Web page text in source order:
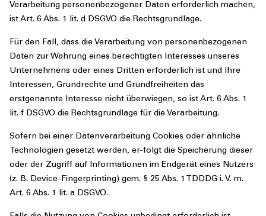
Verarbeitung personenbezogener Daten erforderlich machen,
ist Art. 6 Abs. 1 lit. d DSGVO die Rechtsgrundlage.
Für den Fall, dass die Verarbeitung von personenbezogenen
Daten zur Wahrung eines berechtigten Interesses unseres
Unternehmens oder eines Dritten erforderlich ist und Ihre
Interessen, Grundrechte und Grundfreiheiten das
erstgenannte Interesse nicht überwiegen, so ist Art. 6 Abs. 1
lit. f DSGVO die Rechtsgrundlage für die Verarbeitung.
Sofern bei einer Datenverarbeitung Cookies oder ähnliche
Technologien gesetzt werden, er-folgt die Speicherung dieser
oder der Zugriff auf Informationen im Endgerät eines Nutzers
(z. B. Device-Fingerprinting) gem. § 25 Abs. 1 TDDDG i. V. m.
Art. 6 Abs. 1 lit. a DSGVO.